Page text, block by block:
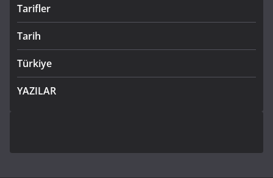
Tarifler
Tarih
Türkiye
YAZILAR